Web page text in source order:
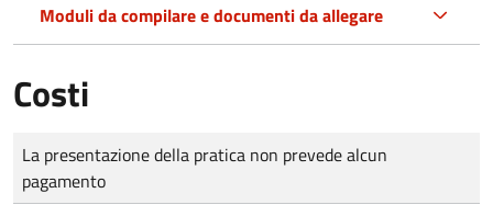
Moduli da compilare e documenti da allegare
Costi
Tipo di pagamento
Importo
La presentazione della pratica non prevede alcun
pagamento